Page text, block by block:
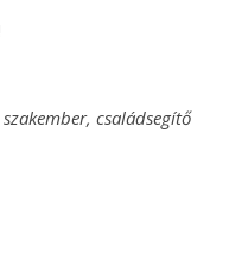
családsegítő